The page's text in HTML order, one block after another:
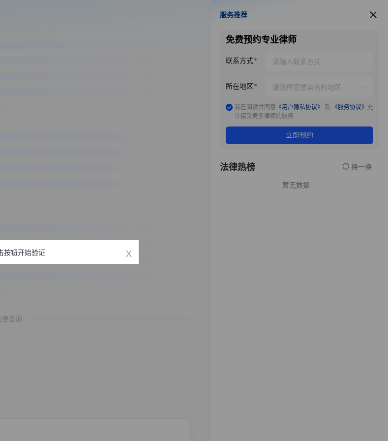
咨询
服务推荐
服务推荐
免费预约专业律师
联系方式
所在地区
我已阅读并同意 《用户隐私协议》 及 《服务协议》 允
许接受更多律师的服务
立即预约
法律热榜 换一换
暂无数据
按钮开始验证 x